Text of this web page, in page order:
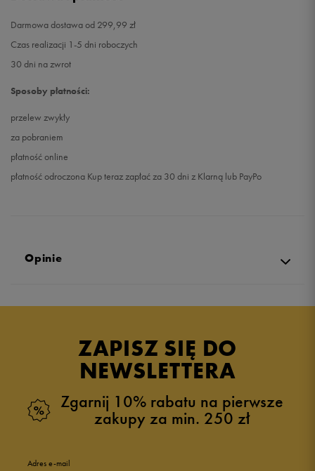
Darmowa dostawa od 299,99 zł
Czas realizacji 1-5 dni roboczych
30 dni na zwrot
Sposoby płatności:
przelew zwykły
za pobraniem
płatność online
płatność odroczona Kup teraz zapłać za 30 dni z Klarną lub PayPo
Opinie
5.0
zebranych i zweryfikowanych przez
ZAPISZ SIĘ DO
NEWSLETTERA
Zgarnij 10% rabatu na pierwsze
zakupy za min. 250 zł
Adres e-mail